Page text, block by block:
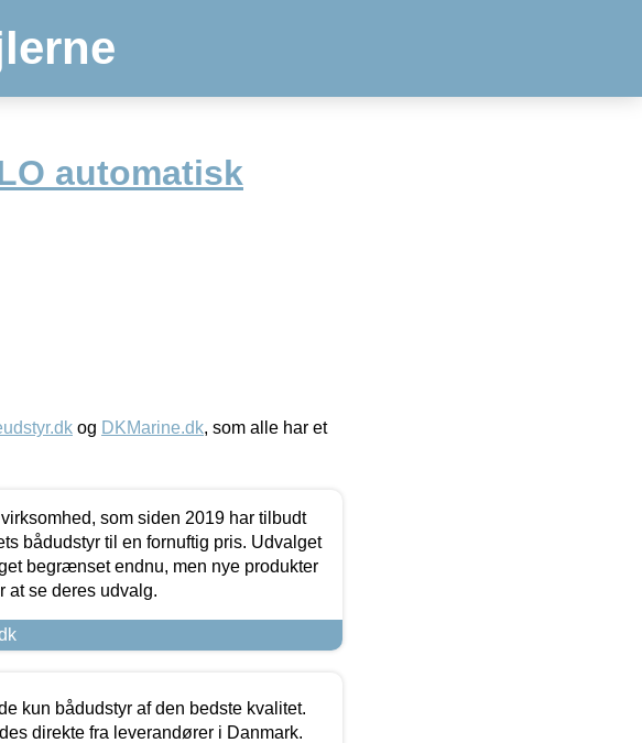
automatisk
og DKMarine.dk, som alle har et
som siden 2019 har tilbudt
bådudstyr til en fornuftig pris. Udvalget
begrænset endnu, men nye produkter
at se deres udvalg.
kun bådudstyr af den bedste kvalitet.
direkte fra leverandører i Danmark.